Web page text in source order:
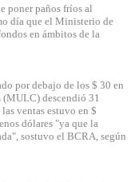
poner paños fríos al
día que el Ministerio de
en ámbitos de la
por debajo de los $ 30 en
descendió 31
ventas estuvo en $
dólares "ya que la
sostuvo el BCRA, según